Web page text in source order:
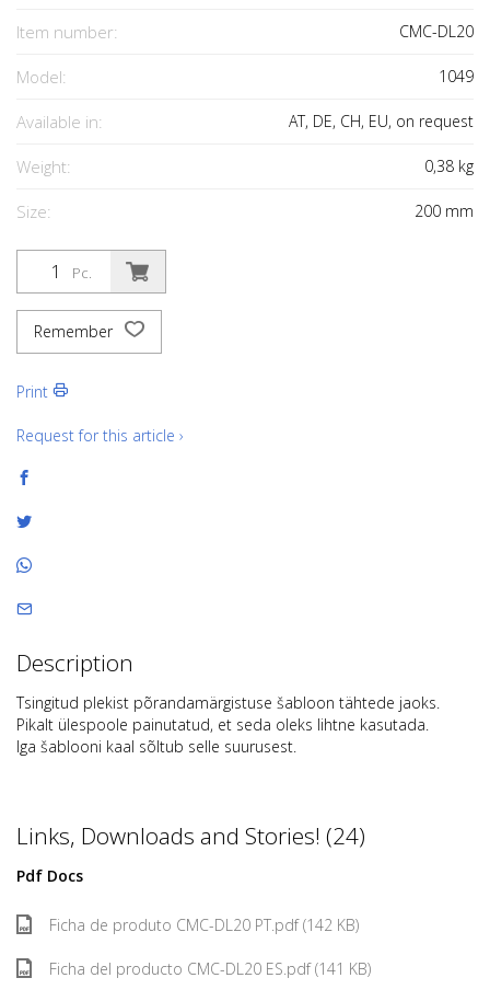
Item number: CMC-DL20
Model: 1049
Available in: AT, DE, CH, EU, on request
Weight: 0,38 kg
Size: 200 mm
Pc.
Remember
Print
Request for this article ›
Description
Tsingitud plekist põrandamärgistuse šabloon tähtede jaoks.
Pikalt ülespoole painutatud, et seda oleks lihtne kasutada.
Iga šablooni kaal sõltub selle suurusest.
Links, Downloads and Stories! (24)
Pdf Docs
Ficha de produto CMC-DL20 PT.pdf (142 KB)
Ficha del producto CMC-DL20 ES.pdf (141 KB)